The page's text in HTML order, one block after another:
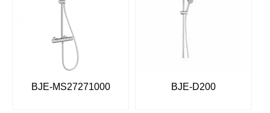
BJE-MS27271000 BJE-D200